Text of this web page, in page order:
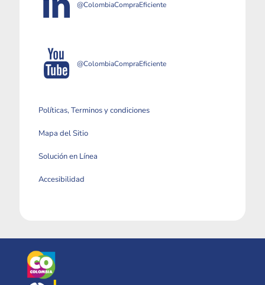
@ColombiaCompraEficiente
@ColombiaCompraEficiente
Políticas, Terminos y condiciones
Mapa del Sitio
Solución en Línea
Accesibilidad